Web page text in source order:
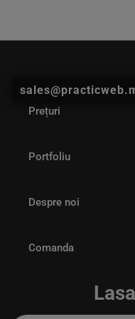
Prețuri
Portfoliu
Despre noi
Comanda